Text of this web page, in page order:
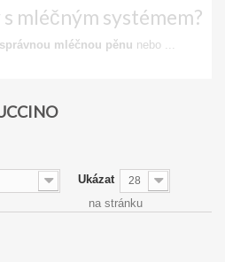
mléčným systémem?
mléčnou pěnu nebo ...
Ukázat 28
na stránku